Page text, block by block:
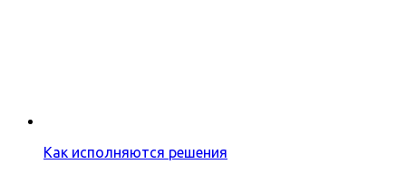
Как исполняются решения